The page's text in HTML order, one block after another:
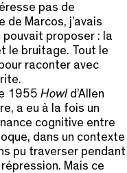
pas de
Marcos, j’avais
pouvait proposer : la
le bruitage. Tout le
raconter avec
1955 Howl d’Allen
a eu à la fois un
cognitive entre
dans un contexte
pu traverser pendant
Mais ce